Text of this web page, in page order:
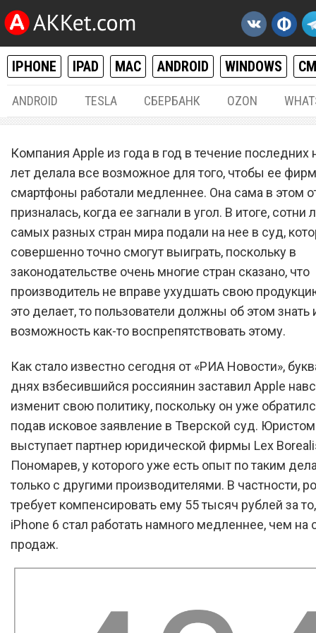
IPHONE IPAD MAC ANDROID WINDOWS
ANDROID TESLA СБЕРБАНК OZON
Взбесившийся россиянин
заставит Apple навсегда
изменить свою политику
Компания Apple из года в год в течение последних
лет делала все возможное для того, чтобы ее
смартфоны работали медленнее. Она сама в этом
призналась, когда ее загнали в угол. В итоге, сотни
самых разных стран мира подали на нее в суд,
совершенно точно смогут выиграть, поскольку в
законодательстве очень многие стран сказано, что
производитель не вправе ухудшать свою
это делает, то пользователи должны об этом знать
возможность как-то воспрепятствовать этому.
Как стало известно сегодня от «РИА Новости»,
днях взбесившийся россиянин заставил Apple
изменит свою политику, поскольку он уже
подав исковое заявление в Тверской суд.
выступает партнер юридической фирмы Lex
Пономарев, у которого уже есть опыт по таким
только с другими производителями. В частности,
требует компенсировать ему 55 тысяч рублей за
iPhone 6 стал работать намного медленнее, чем на
продаж.